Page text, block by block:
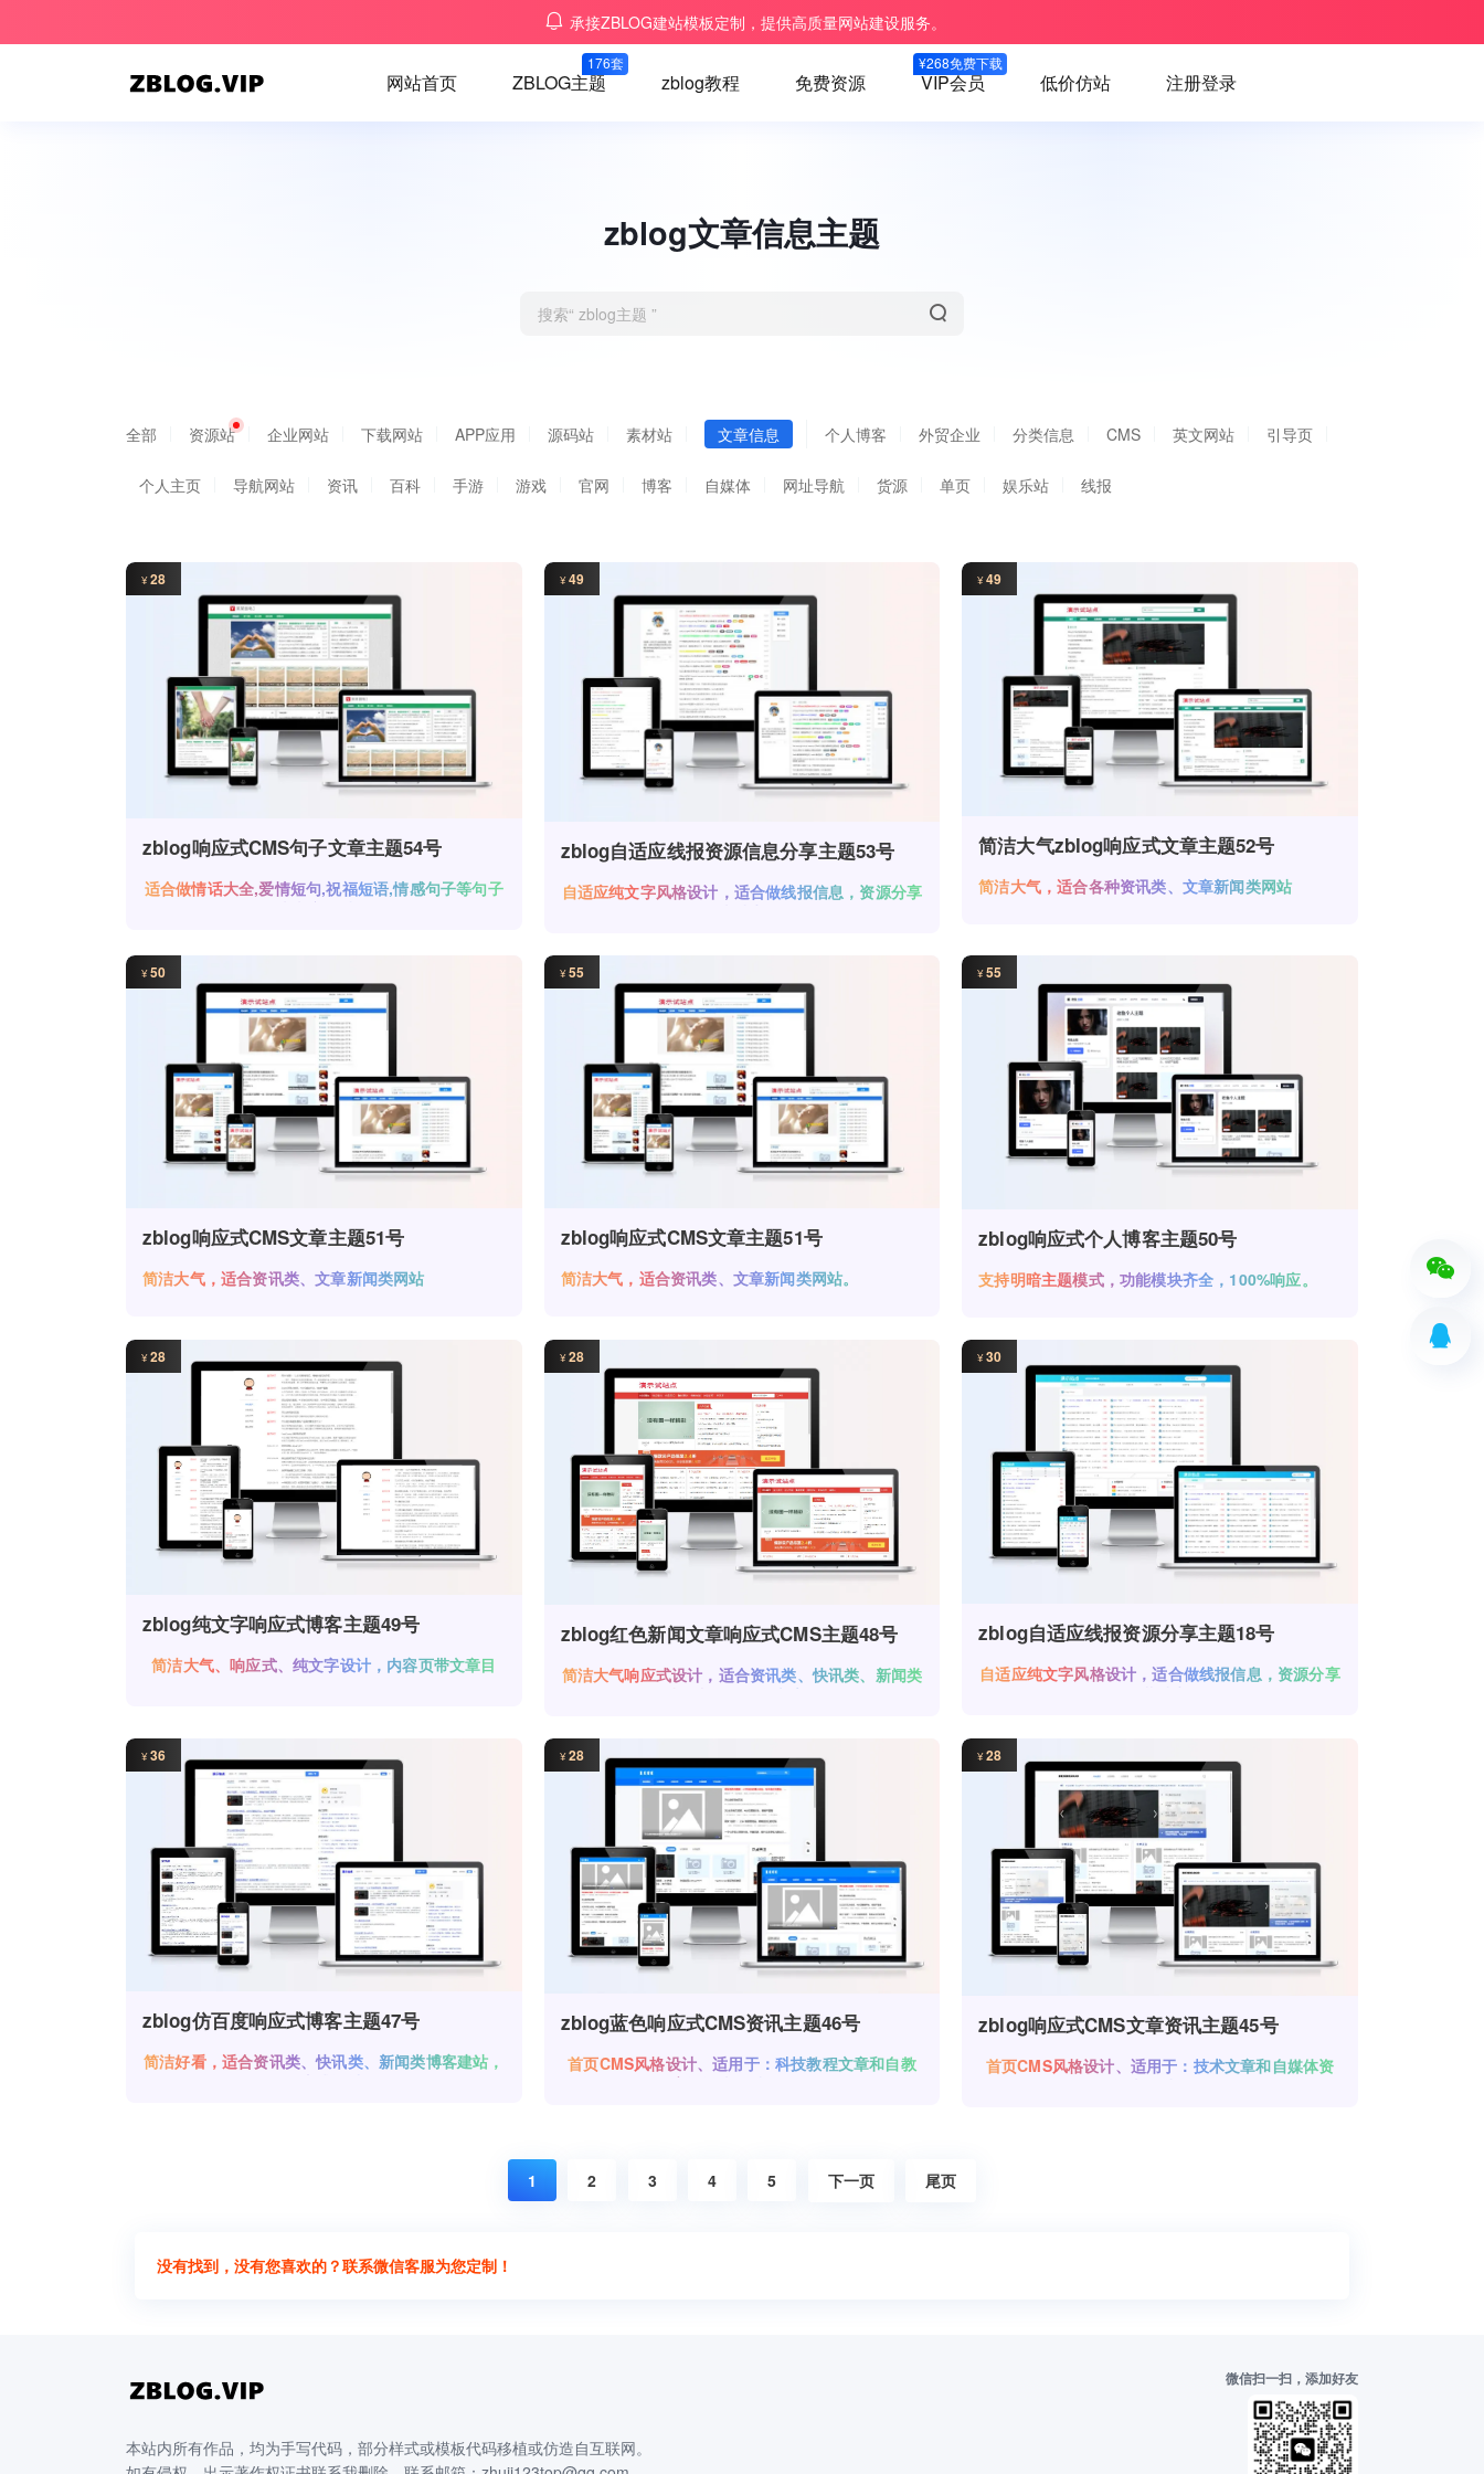
承接ZBLOG建站模板定制，提供高质量网站建设服务。
网站首页 ZBLOG主题
176套
zblog教程 免费资源 VIP会员
¥268免费下载
低价仿站 注册登录
zblog文章信息主题
全部 资源站 企业网站 下载网站 APP应用 源码站 素材站 文章信息 个人博客 外贸企业 分类信息 CMS 英文网站 引导页
个人主页 导航网站 资讯 百科 手游 游戏 官网 博客 自媒体 网址导航 货源 单页 娱乐站 线报
¥28
zblog响应式CMS句子文章主题54号
适合做情话大全,爱情短句,祝福短语,情感句子等句子
类文章网站！
¥49
zblog自适应线报资源信息分享主题53号
自适应纯文字风格设计，适合做线报信息，资源分享
¥49
简洁大气zblog响应式文章主题52号
简洁大气，适合各种资讯类、文章新闻类网站
¥50
zblog响应式CMS文章主题51号
简洁大气，适合资讯类、文章新闻类网站
¥55
zblog响应式CMS文章主题51号
简洁大气，适合资讯类、文章新闻类网站。
¥55
zblog响应式个人博客主题50号
支持明暗主题模式，功能模块齐全，100%响应。
¥28
zblog纯文字响应式博客主题49号
简洁大气、响应式、纯文字设计，内容页带文章目
¥28
zblog红色新闻文章响应式CMS主题48号
简洁大气响应式设计，适合资讯类、快讯类、新闻类
网站，内置了多个广告位。
¥30
zblog自适应线报资源分享主题18号
自适应纯文字风格设计，适合做线报信息，资源分享
¥36
zblog仿百度响应式博客主题47号
简洁好看，适合资讯类、快讯类、新闻类博客建站，
¥28
zblog蓝色响应式CMS资讯主题46号
首页CMS风格设计、适用于：科技教程文章和自教
育资讯类网站使用。
¥28
zblog响应式CMS文章资讯主题45号
首页CMS风格设计、适用于：技术文章和自媒体资
1 2 3 4 5 下一页 尾页
没有找到，没有您喜欢的？联系微信客服为您定制！
本站内所有作品，均为手写代码，部分样式或模板代码移植或仿造自互联网。
微信扫一扫，添加好友